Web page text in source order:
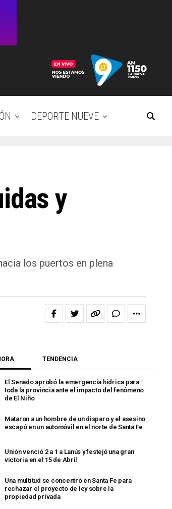
DEPORTE NUEVE
y
los puertos en plena
TENDENCIA
El Senado aprobó la emergencia hídrica para
toda la provincia ante el impacto del fenómeno
de El Niño
Mataron a un hombre de un disparo y el asesino
escapó en un automóvil en el norte de Santa Fe
Unión venció 2 a 1 a Lanús y festejó una gran
victoria en el 15 de Abril
Una multitud se concentró en Santa Fe para
rechazar el proyecto de ley sobre la
propiedad privada